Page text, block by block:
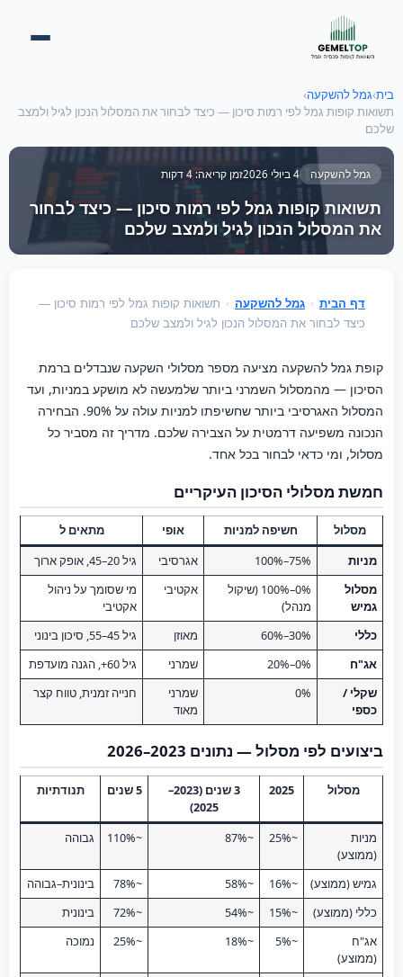
בית›גמל להשקעה›
תשואות קופות גמל לפי רמות סיכון — כיצד לבחור את המסלול הנכון לגיל ולמצב
שלכם
גמל להשקעה 4 ביולי 2026 זמן קריאה: 4 דקות
תשואות קופות גמל לפי רמות סיכון — כיצד לבחור
את המסלול הנכון לגיל ולמצב שלכם
דף הבית › גמל להשקעה › תשואות קופות גמל לפי רמות סיכון —
כיצד לבחור את המסלול הנכון לגיל ולמצב שלכם
קופת גמל להשקעה מציעה מספר מסלולי השקעה שנבדלים ברמת
הסיכון — מהמסלול השמרני ביותר שלמעשה לא מושקע במניות, ועד
המסלול האגרסיבי ביותר שחשיפתו למניות עולה על 90%. הבחירה
הנכונה משפיעה דרמטית על הצבירה שלכם. מדריך זה מסביר כל
מסלול, ומי כדאי לבחור בכל אחד.
חמשת מסלולי הסיכון העיקריים
מסלול חשיפה למניות אופי
מתאים ל
מניות
75%–100% אגרסיבי
גיל 20–45, אופק ארוך
מסלול
גמיש
0%–100% (שיקול
מנהל)
אקטיבי
מי שסומך על ניהול
אקטיבי
כללי
30%–60% מאוזן
גיל 45–55, סיכון בינוני
אג"ח
0%–20% שמרני
גיל 60+, הגנה מועדפת
שקלי /
כספי
0%
שמרני
מאוד
חנייה זמנית, טווח קצר
ביצועים לפי מסלול — נתונים 2023–2026
מסלול 2025
3 שנים (2023–
2025)
5 שנים תנודתיות
מניות
(ממוצע)
~25%
~87%
~110% גבוהה
גמיש (ממוצע) ~16%
~58%
~78%
בינונית–גבוהה
כללי (ממוצע)
~15%
~54%
~72%
בינונית
אג"ח
(ממוצע)
~5%
~18%
~25% נמוכה